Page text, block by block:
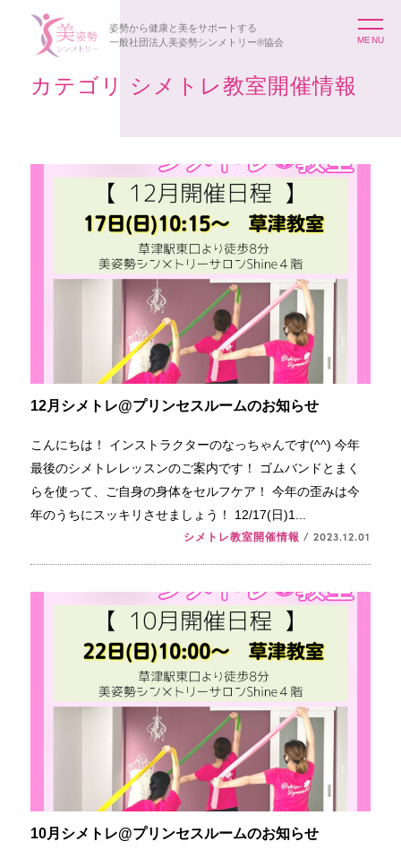
姿勢から健康と美をサポートする
一般社団法人美姿勢シンメトリー®協会
カテゴリ シメトレ教室開催情報
12月シメトレ@プリンセスルームのお知らせ
こんにちは！ インストラクターのなっちゃんです(^^) 今年
最後のシメトレレッスンのご案内です！ ゴムバンドとまく
らを使って、ご自身の身体をセルフケア！ 今年の歪みは今
年のうちにスッキリさせましょう！ 12/17(日)1...
シメトレ教室開催情報 / 2023.12.01
10月シメトレ@プリンセスルームのお知らせ